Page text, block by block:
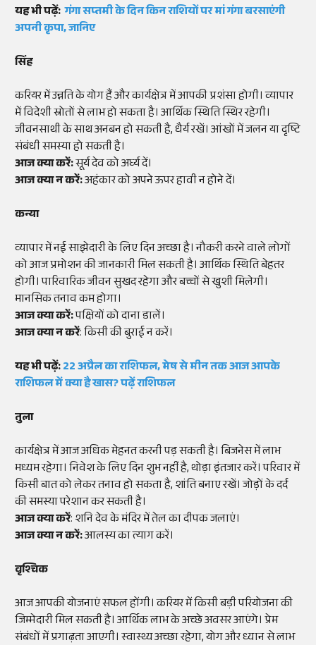
यह भी पढ़ें:गंगा सप्तमी के दिन किन राशियों पर मां गंगा बरसाएंगी
अपनी कृपा, जानिए
सिंह
करियर में उन्नति के योग हैं और कार्यक्षेत्र में आपकी प्रशंसा होगी। व्यापार
में विदेशी स्रोतों से लाभ हो सकता है। आर्थिक स्थिति स्थिर रहेगी।
जीवनसाथी के साथ अनबन हो सकती है, धैर्य रखें। आंखों में जलन या दृष्टि
संबंधी समस्या हो सकती है।
आज क्या करें:सूर्य देव को अर्घ्य दें।
आज क्या न करें:अहंकार को अपने ऊपर हावी न होने दें।
कन्या
व्यापार में नई साझेदारी के लिए दिन अच्छा है। नौकरी करने वाले लोगों
को आज प्रमोशन की जानकारी मिल सकती है। आर्थिक स्थिति बेहतर
होगी। पारिवारिक जीवन सुखद रहेगा और बच्चों से खुशी मिलेगी।
मानसिक तनाव कम होगा।
आज क्या करें:पक्षियों को दाना डालें।
आज क्या न करें: किसी की बुराई न करें।
यह भी पढ़ें:22 अप्रैल का राशिफल, मेष से मीन तक आज आपके
राशिफल में क्या है खास? पढ़ें राशिफल
तुला
कार्यक्षेत्र में आज अधिक मेहनत करनी पड़ सकती है। बिजनेस में लाभ
मध्यम रहेगा। निवेश के लिए दिन शुभ नहीं है, थोड़ा इंतजार करें। परिवार में
किसी बात को लेकर तनाव हो सकता है, शांति बनाए रखें। जोड़ों के दर्द
की समस्या परेशान कर सकती है।
आज क्या करें: शनि देव के मंदिर में तेल का दीपक जलाएं।
आज क्या न करें:आलस्य का त्याग करें।
वृश्चिक
आज आपकी योजनाएं सफल होंगी। करियर में किसी बड़ी परियोजना की
जिम्मेदारी मिल सकती है। आर्थिक लाभ के अच्छे अवसर आएंगे। प्रेम
संबंधों में प्रगाढ़ता आएगी। स्वास्थ्य अच्छा रहेगा, योग और ध्यान से लाभ